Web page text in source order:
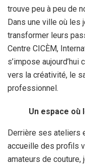
trouve peu à peu de
Dans une ville où les
transformer leurs
Centre CICÈM,
s’impose
vers la créativité, le
professionnel.
Un espace
Derrière ses ateliers
accueille des profils
amateurs de